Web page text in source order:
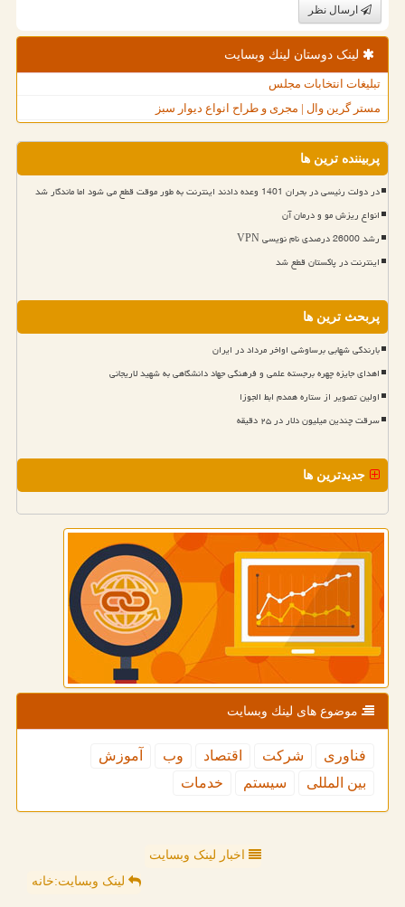
ارسال نظر
لینک دوستان لینك وبسایت
تبلیغات انتخابات مجلس
مستر گرین وال | مجری و طراح انواع دیوار سبز
پربیننده ترین ها
در دولت رئیسی در بحران 1401 وعده دادند اینترنت به طور موقت قطع می شود اما ماندگار شد
انواع ریزش مو و درمان آن
رشد 26000 درصدی نام نویسی VPN
اینترنت در پاکستان قطع شد
پربحث ترین ها
بارندگی شهابی برساوشی اواخر مرداد در ایران
اهدای جایزه چهره برجسته علمی و فرهنگی جهاد دانشگاهی به شهید لاریجانی
اولین تصویر از ستاره همدم ابط الجوزا
سرقت چندین میلیون دلار در ۲۵ دقیقه
جدیدترین ها
موضوع های لینك وبسایت
فناوری شركت اقتصاد وب
آموزش
بین المللی
سیستم خدمات
اخبار لینک وبسایت
لینک وبسایت:خانه